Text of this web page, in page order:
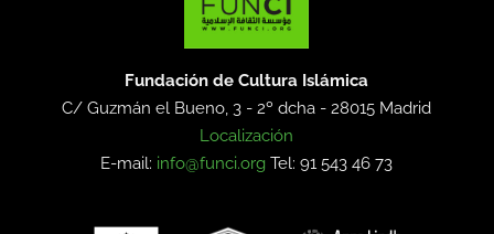
Fundación de Cultura Islámica
C/ Guzmán el Bueno, 3 - 2º dcha -28015 Madrid
Localización
E-mail: info@funci.org Tel: 91 543 46 73